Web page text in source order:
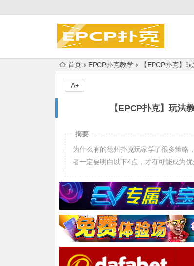
首页 EPCP扑克教学 【EPCP扑克】
【EPCP扑克】玩法
A+
摘要
为什么有的德州扑克玩家学了很多策略
者一定要明白以下4点，才有可能成为优